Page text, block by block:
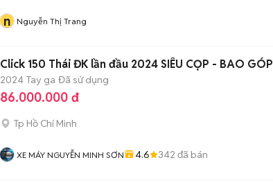
n Nguyễn Thị Trang
Click 150 Thái ĐK lần đầu 2024 SIÊU CỌP - BAO GÓP
2024 Tay ga Đã sử dụng
86.000.000 đ
Tp Hồ Chí Minh
XE MÁY NGUYỄN MINH SƠN 4.6 342 đã bán